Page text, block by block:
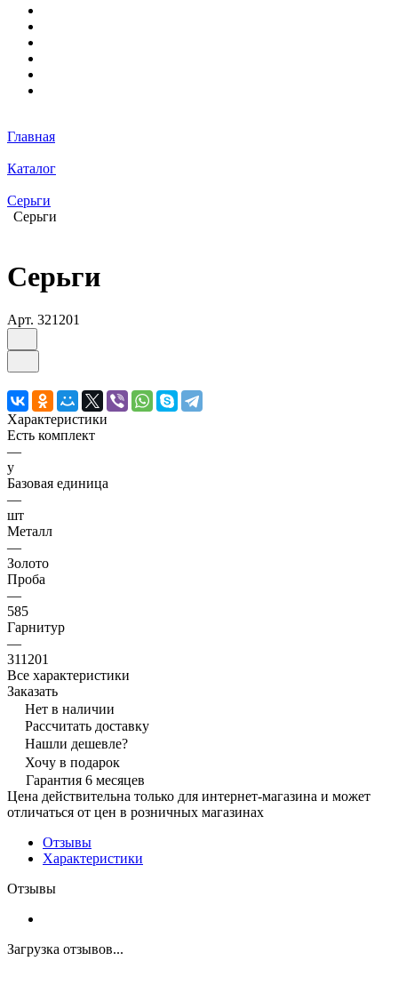
Главная
Каталог
Серьги
Серьги
Серьги
Арт. 321201
Характеристики
Есть комплект
—
y
Базовая единица
—
шт
Металл
—
Золото
Проба
—
585
Гарнитур
—
311201
Все характеристики
Заказать
Нет в наличии
Рассчитать доставку
Нашли дешевле?
Хочу в подарок
Гарантия 6 месяцев
Цена действительна только для интернет-магазина и может
отличаться от цен в розничных магазинах
Отзывы
Характеристики
Отзывы
Загрузка отзывов...